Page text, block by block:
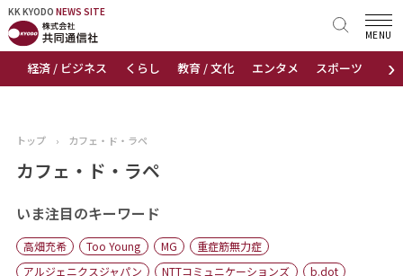
KK KYODO NEWS SITE
›
経済 / ビジネス くらし 教育 / 文化 エンタメ スポーツ 地域
MENU
KK KYODONEWS SITE
トップページ
ニュース
おすすめコンテンツ
出版物
トップ › カフェ・ド・ラペ
カフェ・ド・ラペ
いま注目のキーワード
高畑充希 Too Young MG
重症筋無力症
アルジェニクスジャパン
NTTコミュニケーションズ
b.dot